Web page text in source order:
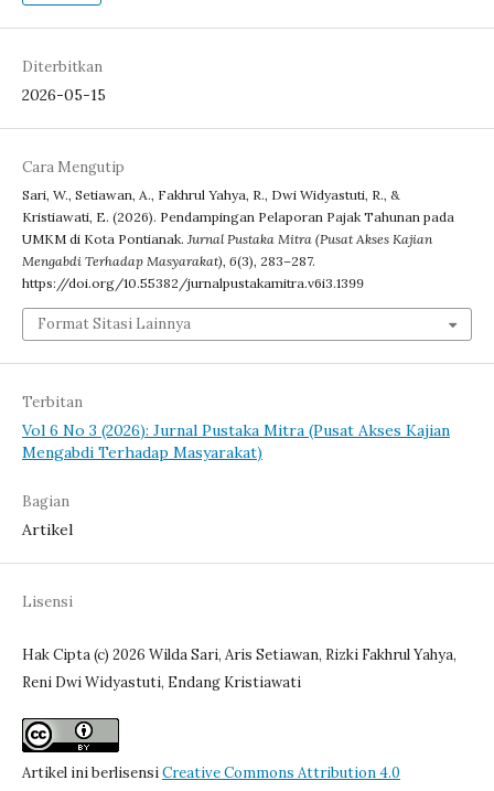
Diterbitkan
2026-05-15
Cara Mengutip
Sari, W., Setiawan, A., Fakhrul Yahya, R., Dwi Widyastuti, R., &
Kristiawati, E. (2026). Pendampingan Pelaporan Pajak Tahunan pada
UMKM di Kota Pontianak. Jurnal Pustaka Mitra (Pusat Akses Kajian
Mengabdi Terhadap Masyarakat), 6(3), 283–287.
https://doi.org/10.55382/jurnalpustakamitra.v6i3.1399
Format Sitasi Lainnya
Terbitan
Vol 6 No 3 (2026): Jurnal Pustaka Mitra (Pusat Akses Kajian
Mengabdi Terhadap Masyarakat)
Bagian
Artikel
Lisensi
Hak Cipta (c) 2026 Wilda Sari, Aris Setiawan, Rizki Fakhrul Yahya,
Reni Dwi Widyastuti, Endang Kristiawati
Artikel ini berlisensiCreative Commons Attribution 4.0